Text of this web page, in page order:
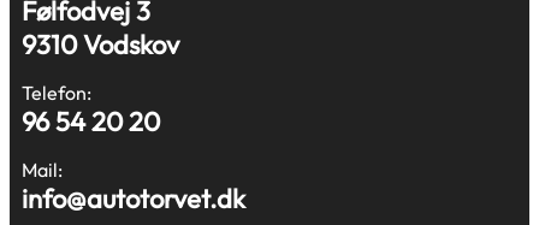
Følfodvej 3
9310 Vodskov
Telefon:
96 54 20 20
Mail:
info@autotorvet.dk